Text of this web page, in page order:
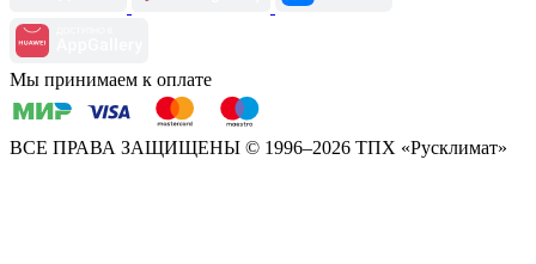
Мы принимаем к оплате
ВСЕ ПРАВА ЗАЩИЩЕНЫ © 1996–2026 ТПХ «Русклимат»